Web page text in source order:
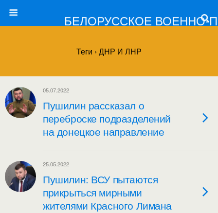
БЕЛОРУССКОЕ ВОЕННО-
Теги › ДНР И ЛНР
05.07.2022
Пушилин рассказал о
переброске подразделений
на донецкое направление
25.05.2022
Пушилин: ВСУ пытаются
прикрыться мирными
жителями Красного Лимана